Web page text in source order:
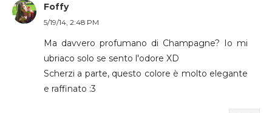
Foffy
5/19/14, 2:48 PM
Ma davvero profumano di Champagne? Io mi
ubriaco solo se sento l'odore XD
Scherzi a parte, questo colore è molto elegante
e raffinato :3